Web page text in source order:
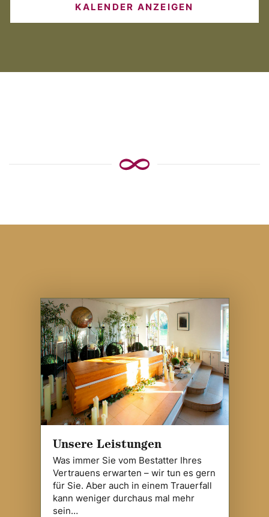
KALENDER ANZEIGEN
Unsere Leistungen
Was immer Sie vom Bestatter Ihres
Vertrauens erwarten – wir tun es gern
für Sie. Aber auch in einem Trauerfall
kann weniger durchaus mal mehr
sein…